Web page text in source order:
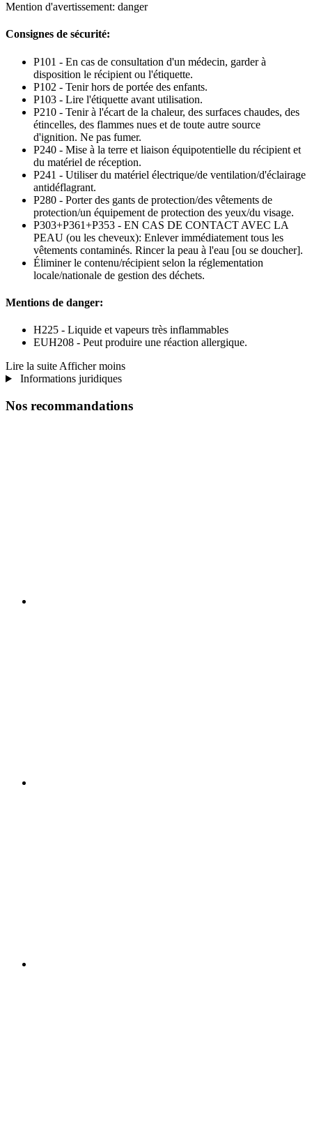
Mention d'avertissement: danger
Consignes de sécurité:
P101 - En cas de consultation d'un médecin, garder à
disposition le récipient ou l'étiquette.
P102 - Tenir hors de portée des enfants.
P103 - Lire l'étiquette avant utilisation.
P210 - Tenir à l'écart de la chaleur, des surfaces chaudes, des
étincelles, des flammes nues et de toute autre source
d'ignition. Ne pas fumer.
P240 - Mise à la terre et liaison équipotentielle du récipient et
du matériel de réception.
P241 - Utiliser du matériel électrique/de ventilation/d'éclairage
antidéflagrant.
P280 - Porter des gants de protection/des vêtements de
protection/un équipement de protection des yeux/du visage.
P303+P361+P353 - EN CAS DE CONTACT AVEC LA
PEAU (ou les cheveux): Enlever immédiatement tous les
vêtements contaminés. Rincer la peau à l'eau [ou se doucher].
Éliminer le contenu/récipient selon la réglementation
locale/nationale de gestion des déchets.
Mentions de danger:
H225 - Liquide et vapeurs très inflammables
EUH208 - Peut produire une réaction allergique.
Lire la suite Afficher moins
Informations juridiques
Nos recommandations